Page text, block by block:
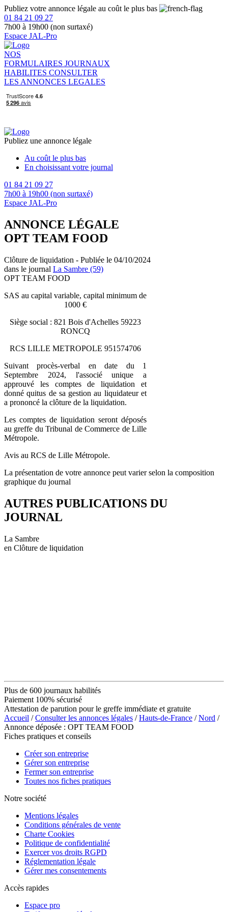
Publiez votre annonce légale au coût le plus bas
01 84 21 09 27
7h00 à 19h00 (non surtaxé)
Espace JAL-Pro
NOS
FORMULAIRES JOURNAUX
HABILITES CONSULTER
LES ANNONCES LEGALES
Publiez une annonce légale
Au coût le plus bas
En choisissant votre journal
01 84 21 09 27
7h00 à 19h00 (non surtaxé)
Espace JAL-Pro
ANNONCE LÉGALE
OPT TEAM FOOD
Clôture de liquidation - Publiée le 04/10/2024
dans le journal La Sambre (59)
OPT TEAM FOOD
SAS au capital variable, capital minimum de
1000 €
Siège social : 821 Bois d'Achelles 59223
RONCQ
RCS LILLE METROPOLE 951574706
Suivant procès-verbal en date du 1
Septembre 2024, l'associé unique a
approuvé les comptes de liquidation et
donné quitus de sa gestion au liquidateur et
a prononcé la clôture de la liquidation.
Les comptes de liquidation seront déposés
au greffe du Tribunal de Commerce de Lille
Métropole.
Avis au RCS de Lille Métropole.
La présentation de votre annonce peut varier selon la composition
graphique du journal
AUTRES PUBLICATIONS DU
JOURNAL
La Sambre
en Clôture de liquidation
Plus de 600 journaux habilités
Paiement 100% sécurisé
Attestation de parution pour le greffe immédiate et gratuite
Accueil /Consulter les annonces légales /Hauts-de-France /Nord /
Annonce déposée : OPT TEAM FOOD
Fiches pratiques et conseils
Créer son entreprise
Gérer son entreprise
Fermer son entreprise
Toutes nos fiches pratiques
Notre société
Mentions légales
Conditions générales de vente
Charte Cookies
Politique de confidentialité
Exercer vos droits RGPD
Réglementation légale
Gérer mes consentements
Accès rapides
Espace pro